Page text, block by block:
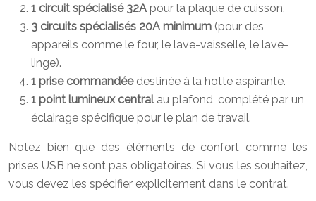
1 circuit spécialisé 32Apour la plaque de cuisson.
3 circuits spécialisés 20A minimum (pour des
appareils comme le four, le lave-vaisselle, le lave-
linge).
1 prise commandéedestinée à la hotte aspirante.
1 point lumineux centralau plafond, complété par un
éclairage spécifique pour le plan de travail.
Notez bien que des éléments de confort comme les
prises USB ne sont pas obligatoires. Si vous les souhaitez,
vous devez les spécifier explicitement dans le contrat.